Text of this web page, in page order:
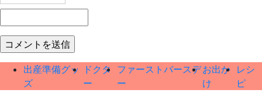
出産準備グッ
ズ
ドクタ
ー
ファーストバースデ
ー
お出か
け
レシ
ピ